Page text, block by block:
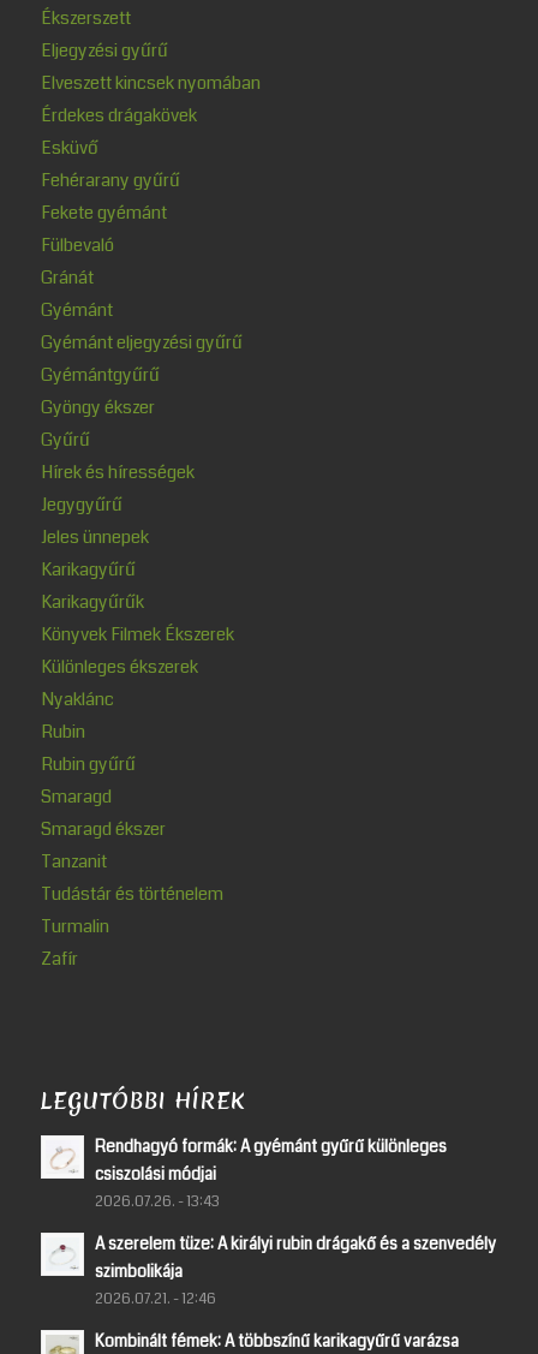
Ékszerszett
Eljegyzési gyűrű
Elveszett kincsek nyomában
Érdekes drágakövek
Esküvő
Fehérarany gyűrű
Fekete gyémánt
Fülbevaló
Gránát
Gyémánt
Gyémánt eljegyzési gyűrű
Gyémántgyűrű
Gyöngy ékszer
Gyűrű
Hírek és hírességek
Jegygyűrű
Jeles ünnepek
Karikagyűrű
Karikagyűrűk
Könyvek Filmek Ékszerek
Különleges ékszerek
Nyaklánc
Rubin
Rubin gyűrű
Smaragd
Smaragd ékszer
Tanzanit
Tudástár és történelem
Turmalin
Zafír
LEGUTÓBBI HÍREK
Rendhagyó formák: A gyémánt gyűrű különleges
csiszolási módjai
2026.07.26. - 13:43
A szerelem tüze: A királyi rubin drágakő és a szenvedély
szimbolikája
2026.07.21. - 12:46
Kombinált fémek: A többszínű karikagyűrű varázsa